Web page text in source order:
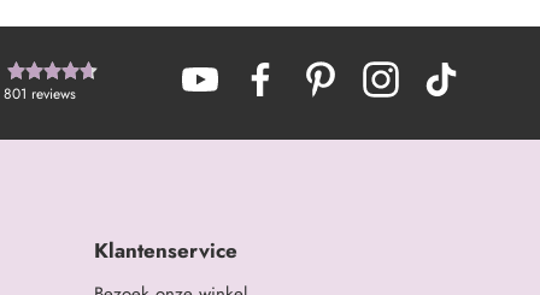
801 reviews
Klantenservice